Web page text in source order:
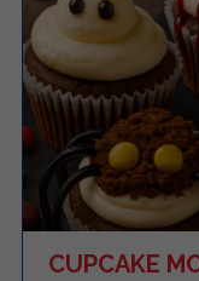
CUPCAKE